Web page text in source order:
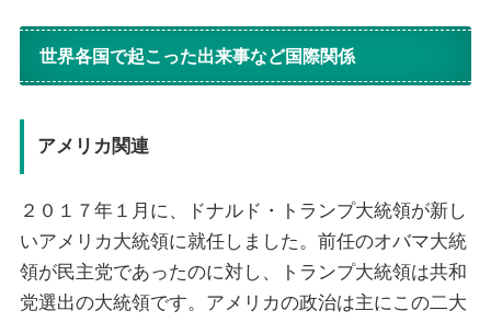
世界各国で起こった出来事など国際関係
アメリカ関連
２０１７年１月に、ドナルド・トランプ大統領が新し
いアメリカ大統領に就任しました。前任のオバマ大統
領が民主党であったのに対し、トランプ大統領は共和
党選出の大統領です。アメリカの政治は主にこの二大